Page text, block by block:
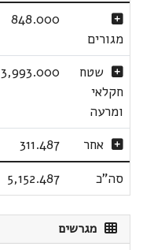
מגורים
848.000
שטח
חקלאי
ומרעה
3,993.000
אחר 311.487
סה"כ
5,152.487
מגרשים